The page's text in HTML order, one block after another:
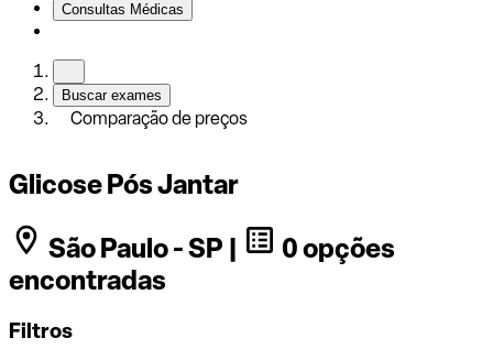
Consultas Médicas
Buscar exames
Comparação de preços
Glicose Pós Jantar
São Paulo - SP |
0 opções
encontradas
Filtros